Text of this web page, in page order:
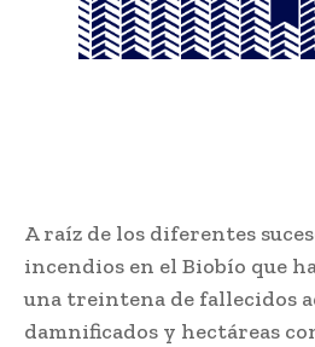
A raíz de los diferentes
incendios en el Biobío que
una treintena de fallecidos
damnificados y hectáreas